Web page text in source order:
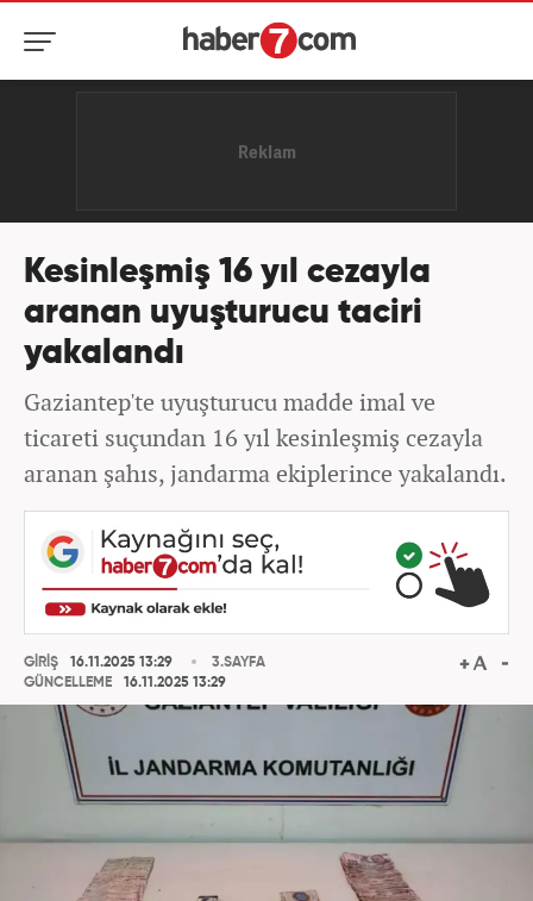
Kesinleşmiş 16 yıl cezayla
aranan uyuşturucu taciri
yakalandı
Gaziantep'te uyuşturucu madde imal ve
ticareti suçundan 16 yıl kesinleşmiş cezayla
aranan şahıs, jandarma ekiplerince yakalandı.
GİRİŞ
16.11.2025 13:29
GÜNCELLEME
16.11.2025 13:29
3.SAYFA